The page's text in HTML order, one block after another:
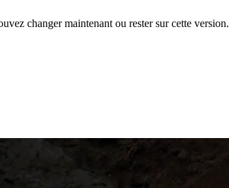
changer maintenant ou rester sur cette version.